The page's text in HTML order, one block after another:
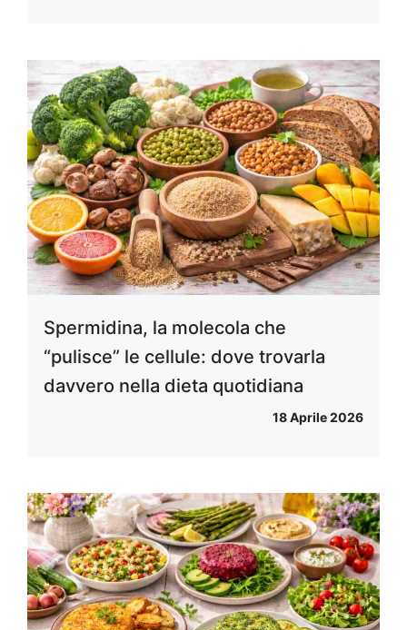
Spermidina, la molecola che
“pulisce” le cellule: dove trovarla
davvero nella dieta quotidiana
18 Aprile 2026